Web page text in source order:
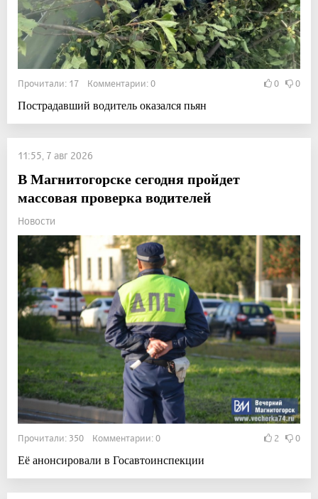
Прочитали: 17 Комментарии: 0 0 0
Пострадавший водитель оказался пьян
11:55, 7 авг 2026
В Магнитогорске сегодня пройдет
массовая проверка водителей
Новости
Прочитали: 350 Комментарии: 0 2 0
Её анонсировали в Госавтоинспекции